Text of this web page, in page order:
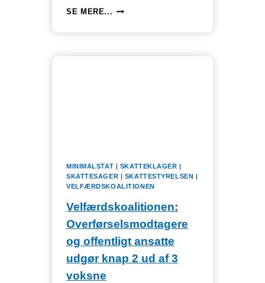
SE MERE... VI
MINIMALSTAT | SKATTEKLAGER |
SKATTESAGER | SKATTESTYRELSEN |
VELFÆRDSKOALITIONEN
Velfærdskoalitionen:
Overførselsmodtagere
og offentligt ansatte
udgør knap 2 ud af 3
voksne